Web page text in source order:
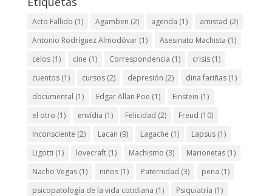
Acto Fallido (1) Agamben (2) agenda (1) amistad (2)
Antonio Rodríguez Almodóvar(1) Asesinato Machista (1)
celos(1) cine (1) Correspondencia (1) crisis(1)
cuentos(1) cursos(2) depresión (2) dina fariñas(1)
documental (1) Edgar Allan Poe (1) Einstein (1)
el otro (1) envídia (1) Felicidad (2) Freud (10)
Inconsciente (2) Lacan (9) Lagache (1) Lapsus(1)
Ligotti (1) lovecraft(1) Machismo (3) Marionetas(1)
Nacho Vegas(1) niños(1) Paternidad (3) pena (1)
psicopatología de la vida cotidiana (1) Psiquiatría (1)